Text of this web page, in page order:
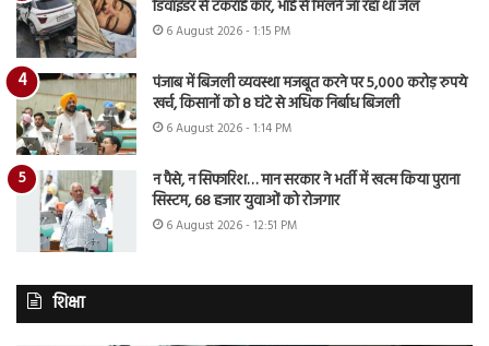
डिवाइडर से टकराई कार, भाई से मिलने जा रहा था जेल
6 August 2026 - 1:15 PM
पंजाब में बिजली व्यवस्था मजबूत करने पर 5,000 करोड़ रुपये
खर्च, किसानों को 8 घंटे से अधिक निर्बाध बिजली
6 August 2026 - 1:14 PM
न पैसे, न सिफारिश… मान सरकार ने भर्ती में खत्म किया पुराना
सिस्टम, 68 हजार युवाओं को रोजगार
6 August 2026 - 12:51 PM
शिक्षा